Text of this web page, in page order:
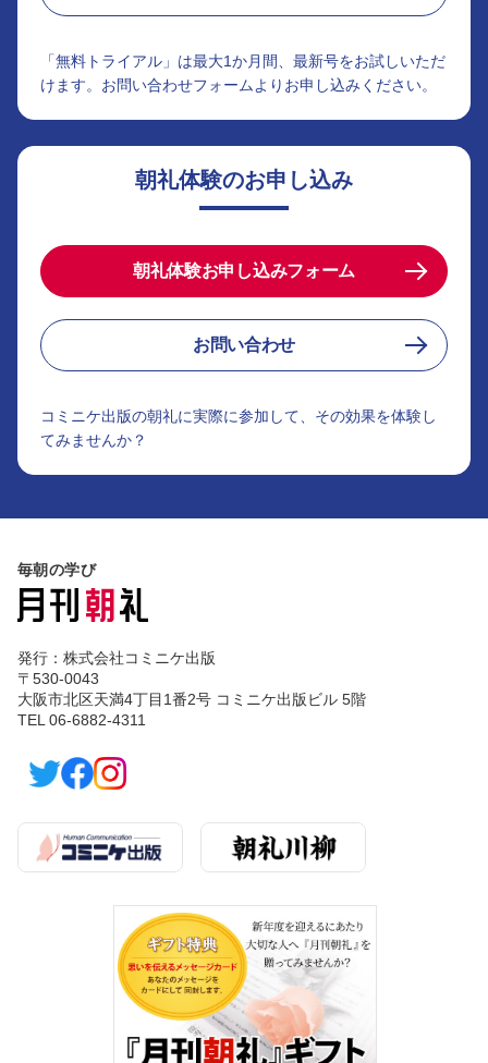
「無料トライアル」は最大1か月間、最新号をお試しいただ
けます。お問い合わせフォームよりお申し込みください。
朝礼体験のお申し込み
朝礼体験お申し込みフォーム
お問い合わせ
コミニケ出版の朝礼に実際に参加して、その効果を体験し
てみませんか？
毎朝の学び
発行：株式会社コミニケ出版
〒530-0043
大阪市北区天満4丁目1番2号 コミニケ出版ビル 5階
TEL 06-6882-4311